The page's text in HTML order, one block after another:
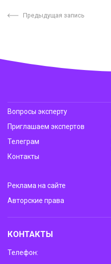
Предыдущая запись
Вопросы эксперту
Приглашаем экспертов
Телеграм
Контакты
Реклама на сайте
Авторские права
КОНТАКТЫ
Телефон: